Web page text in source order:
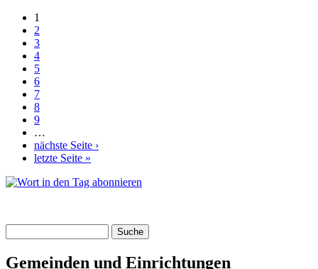
Seiten
1
2
3
4
5
6
7
8
9
…
nächste Seite ›
letzte Seite »
Gemeinden und Einrichtungen